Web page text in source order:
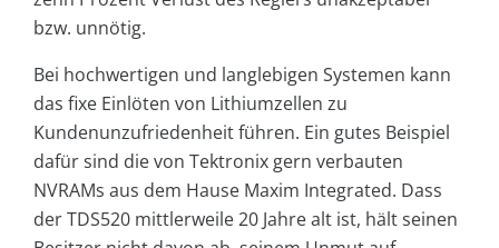
bzw. unnötig.
Bei hochwertigen und langlebigen Systemen kann
das fixe Einlöten von Lithiumzellen zu
Kundenunzufriedenheit führen. Ein gutes Beispiel
dafür sind die von Tek­tronix gern verbauten
NVRAMs aus dem Hause Maxim Integrated. Dass
der TDS520 mittlerweile 20 Jahre alt ist, hält seinen